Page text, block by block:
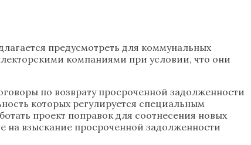
предусмотреть для коммунальных
компаниями при условии, что они
по возврату просроченной задолженности
которых регулируется специальным
проект поправок для соотнесения новых
на взыскание просроченной задолженности